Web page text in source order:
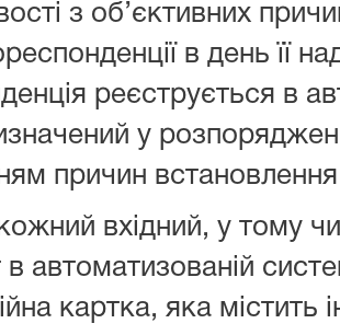
з об’єктивних
в день її
реєструється в
у
причин встановлення
вхідний, у тому
автоматизованій
картка, яка містить